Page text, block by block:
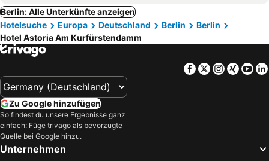
Berlin: Alle Unterkünfte anzeigen
Hotelsuche
Europa Deutschland Berlin
Berlin
Hotel Astoria Am Kurfürstendamm
Facebook
TwitterXing
Zu Google hinzufügen
So findest du unsere Ergebnisse ganz
einfach: Füge trivago als bevorzugte
Quelle bei Google hinzu.
Unternehmen